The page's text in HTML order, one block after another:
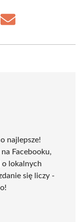
Share
najlepsze!
na Facebooku,
o lokalnych
się liczy -